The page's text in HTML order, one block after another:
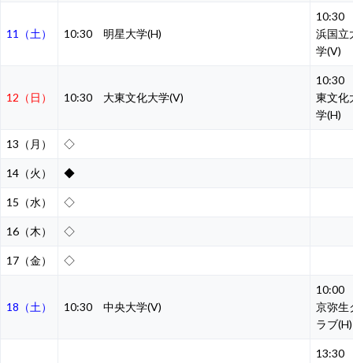
11（土） 10:30 明星大学(H)
10:30
浜国立
学(V)
12（日） 10:30 大東文化大学(V)
10:30
東文化
学(H)
13（月） ◇
14（火） ◆
15（水） ◇
16（木） ◇
17（金） ◇
18（土） 10:30 中央大学(V)
10:00
京弥生
ラブ(H)